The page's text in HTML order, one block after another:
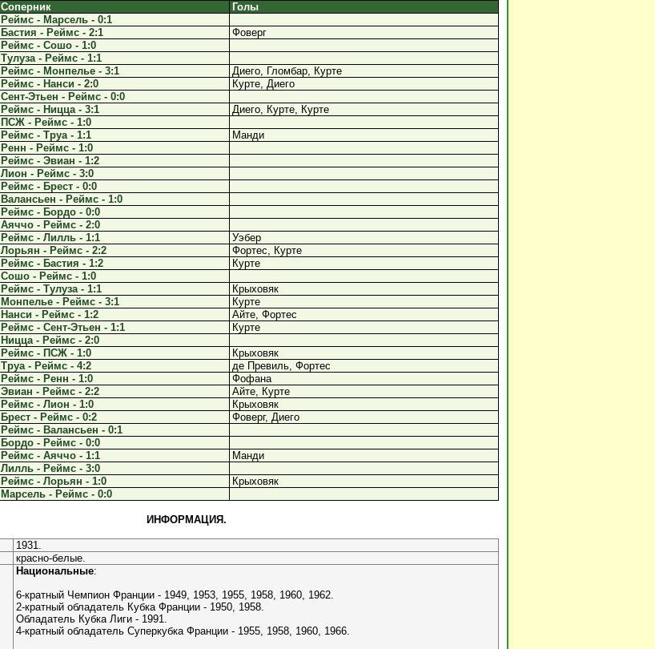
Соперник
Голы
Реймс - Марсель - 0:1
Бастия - Реймс - 2:1
Фоверг
Реймс - Сошо - 1:0
Тулуза - Реймс - 1:1
Реймс - Монпелье - 3:1
Диего, Гломбар, Курте
Реймс - Нанси - 2:0
Курте, Диего
Сент-Этьен - Реймс - 0:0
Реймс - Ницца - 3:1
Диего, Курте, Курте
ПСЖ - Реймс - 1:0
Реймс - Труа - 1:1
Манди
Ренн - Реймс - 1:0
Реймс - Эвиан - 1:2
Лион - Реймс - 3:0
Реймс - Брест - 0:0
Валансьен - Реймс - 1:0
Реймс - Бордо - 0:0
Аяччо - Реймс - 2:0
Реймс - Лилль - 1:1
Уэбер
Лорьян - Реймс - 2:2
Фортес, Курте
Реймс - Бастия - 1:2
Курте
Сошо - Реймс - 1:0
Реймс - Тулуза - 1:1
Крыховяк
Монпелье - Реймс - 3:1
Курте
Нанси - Реймс - 1:2
Айте, Фортес
Реймс - Сент-Этьен - 1:1
Курте
Ницца - Реймс - 2:0
Реймс - ПСЖ - 1:0
Крыховяк
Труа - Реймс - 4:2
де Превиль, Фортес
Реймс - Ренн - 1:0
Фофана
Эвиан - Реймс - 2:2
Айте, Курте
Реймс - Лион - 1:0
Крыховяк
Брест - Реймс - 0:2
Фоверг, Диего
Реймс - Валансьен - 0:1
Бордо - Реймс - 0:0
Реймс - Аяччо - 1:1
Манди
Лилль - Реймс - 3:0
Реймс - Лорьян - 1:0
Крыховяк
Марсель - Реймс - 0:0
ИНФОРМАЦИЯ.
1931.
красно-белые.
Национальные:
6-кратный Чемпион Франции - 1949, 1953, 1955, 1958, 1960, 1962.
2-кратный обладатель Кубка Франции - 1950, 1958.
Обладатель Кубка Лиги - 1991.
4-кратный обладатель Суперкубка Франции - 1955, 1958, 1960, 1966.